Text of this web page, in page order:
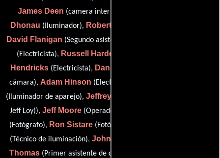
James Deen (camera intern / camera loader),
Dhonau (Iluminador), Robert Dick
David Flanigan (Segundo asistente de cámara),
(Electricista), Russell Hardee
Hendricks(Electricista), Dan Hersey
cámara), Adam Hinson (Electricista),
(Iluminador de aparejo), Jeffrey L. Loy
Jeff Loy)), Jeff Moore(Operador de Steadicam),
(Fotógrafo), Ron Sistare (Fotógrafo),
(Técnico de iluminación), John R. Sutton
Thomas(Primer asistente de cámara),